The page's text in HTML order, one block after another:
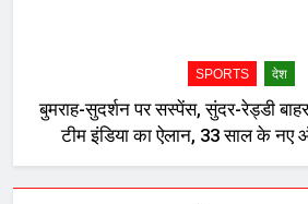
SPORTS देश
बुमराह-सुदर्शन पर सस्पेंस, सुंदर-रेड्डी
टीम इंडिया का ऐलान, 33 साल के नए